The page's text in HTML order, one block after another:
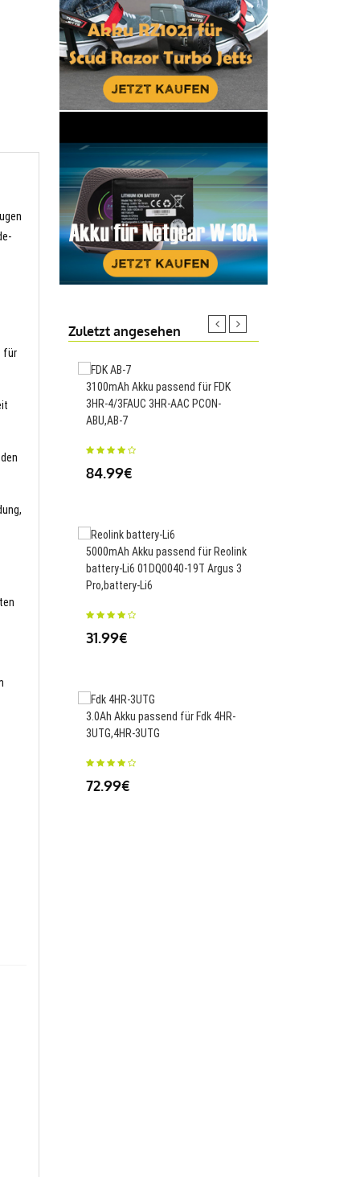
für
Zuletzt angesehen
3100mAh Akku passend für FDK
3HR-4/3FAUC 3HR-AAC PCON-
ABU,AB-7
84.99€
5000mAh Akku passend für Reolink
battery-Li6 01DQ0040-19T Argus 3
Pro,battery-Li6
31.99€
3.0Ah Akku passend für Fdk 4HR-
3UTG,4HR-3UTG
72.99€